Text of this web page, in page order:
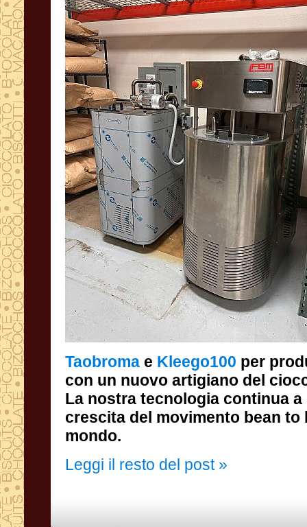
Taobroma e Kleego100 per
con un nuovo
La nostra
crescita del
mondo.
Leggi il resto del post »